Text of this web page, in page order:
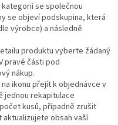
kategorií se společnou
se objeví podskupina, která
výrobce) a následně
produktu vyberte žádaný
pravé části pod
nákup.
ikonu přejít k objednávce v
jednou rekapitulace
kusů, případně zrušit
aktualizujete obsah vaší